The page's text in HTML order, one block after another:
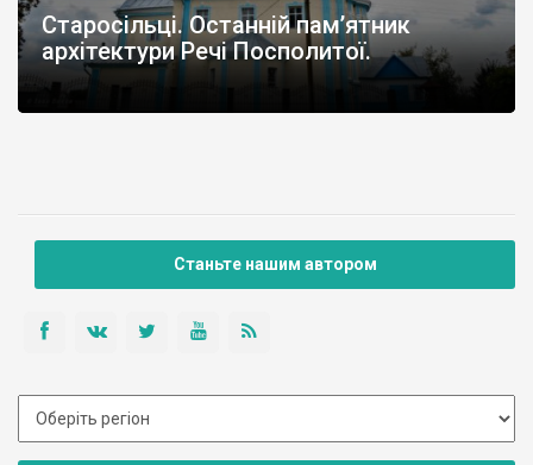
Старосільці. Останній пам’ятник
архітектури Речі Посполитої.
Станьте нашим автором